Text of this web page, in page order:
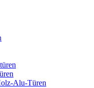
Alu-Türen